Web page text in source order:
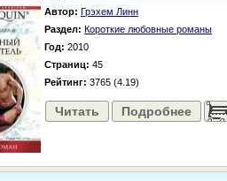
Автор: Грэхем Линн
Раздел: Короткие любовные романы
Год: 2010
Страниц: 45
Рейтинг: 3765 (4.19)
Читать Подробнее ......